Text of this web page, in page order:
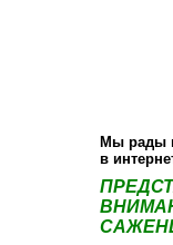
Мы рады
в